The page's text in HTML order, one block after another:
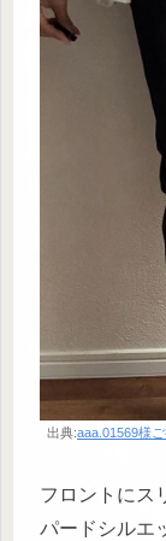
出典:aaa.01569様
フロントにス
パードシルエ